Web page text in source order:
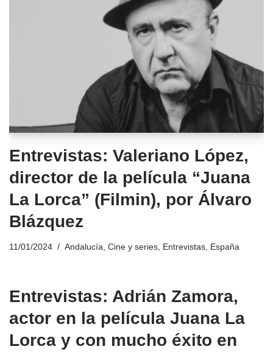
Entrevistas: Valeriano López,
director de la película “Juana
La Lorca” (Filmin), por Álvaro
Blázquez
11/01/2024 Andalucía Cine y series Entrevistas España
Entrevistas: Adrián Zamora,
actor en la película Juana La
Lorca y con mucho éxito en